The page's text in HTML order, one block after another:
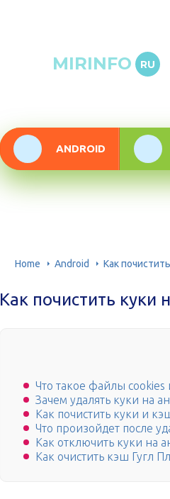
MIRINFO RU
ANDROID
Home Android Как
Как почистить куки
Что такое файлы
Зачем удалять куки на
Как почистить куки и
Что произойдет после
Как отключить куки на
Как очистить кэш Гугл